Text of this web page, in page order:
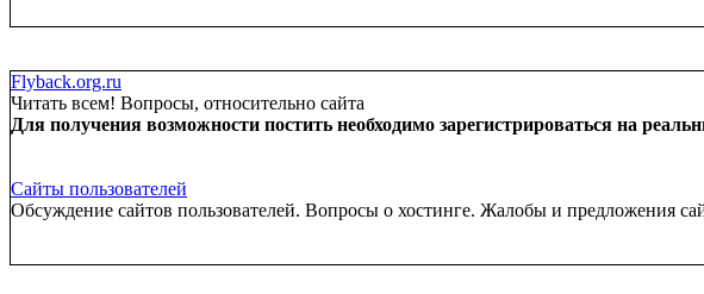
Flyback.org.ru
Читать всем! Вопросы, относительно сайта
Для получения возможности постить необходимо зарегистрироваться на
Сайты пользователей
Обсуждение сайтов пользователей. Вопросы о хостинге. Жалобы и предложения